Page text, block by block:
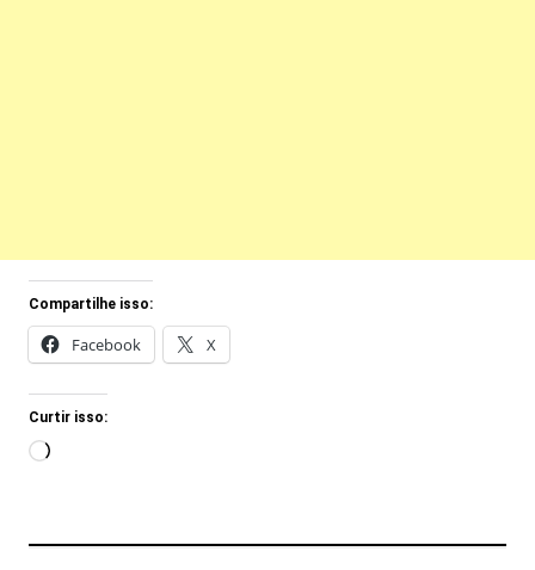
Compartilhe isso:
Facebook X
Curtir isso:
Carregando...